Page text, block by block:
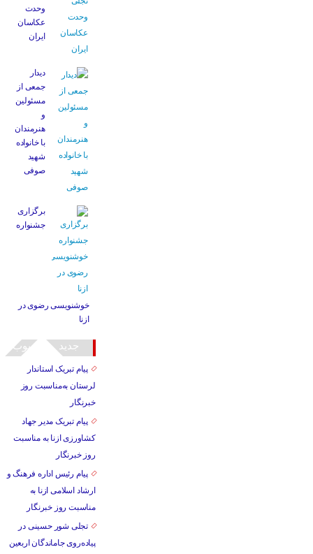
وحدت
عکاسان
ایران
دیدار
جمعی از
مسئولین
و
هنرمندان
با خانواده
شهید
صوفی
برگزاری
جشنواره
خوشنویسی رضوی در
ازنا
جدید محبوب
پیام تبریک استاندار
لرستان به‌مناسبت روز
خبرنگار
پیام تبریک مدیر جهاد
کشاورزی ازنا به مناسبت
روز خبرنگار
پیام رئیس اداره فرهنگ و
ارشاد اسلامی ازنا به
مناسبت روز خبرنگار
تجلی شور حسینی در
پیاده‌روی جاماندگان اربعین